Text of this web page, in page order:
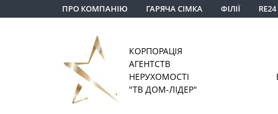
ПРО КОМПАНІЮ ГАРЯЧА СІМКА ФІЛІЇ RE24
КОРПОРАЦІЯ
АГЕНТСТВ
НЕРУХОМОСТІ
"ТВ ДОМ-ЛІДЕР"